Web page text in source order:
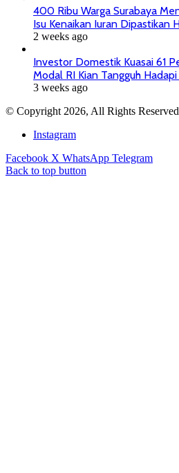
400 Ribu Warga Surabaya
Isu Kenaikan Iuran Dipastikan
2 weeks ago
Investor Domestik Kuasai 61
Modal RI Kian Tangguh
3 weeks ago
© Copyright 2026, All Rights
Instagram
Facebook X WhatsApp Telegram
Back to top button